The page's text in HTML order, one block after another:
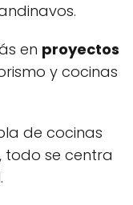
en proyectos
y cocinas
de cocinas
se centra